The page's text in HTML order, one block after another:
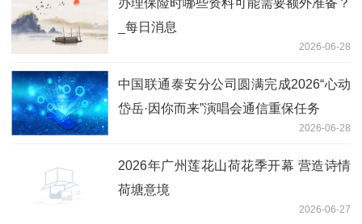
_每日消息
2026-06-28
中国联通泰安分公司圆满完成2026“心动
岱岳·因你而来”演唱会通信重保任务
2026-06-28
2026年广州莲花山荷花季开幕 营造诗情
荷塘意境
2026-06-27